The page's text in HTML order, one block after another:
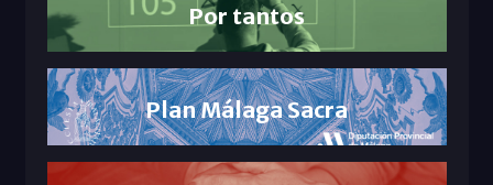
Por tantos
Plan Málaga Sacra